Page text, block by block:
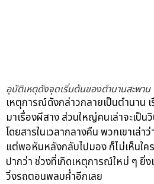
อุบัติเหตุดังจุดเริ่มต้นของตำนานสะพา
เหตุการณ์ดังกล่าวกลายเป็นตำนาน เ
มาเรื่องผีสาง ส่วนใหญ่คนเล่าจะเป็
โดยสารในเวลากลางคืน พวกเขาเล่า
แต่พอหันหลังกลับไปมอง ก็ไม่เห็นใค
ปากว่า ช่วงที่เกิดเหตุการณ์ใหม่ ๆ ยิ่ง
วิ่งรถตอนพลบค่ำอีกเลย